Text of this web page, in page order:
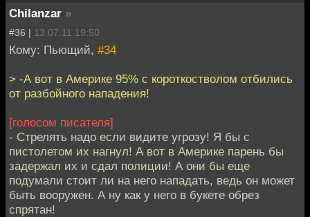
Chilanzar »
#36 | 13.07.11 19:50
Кому: Пьющий, #34
> -А вот в Америке 95% с короткостволом отбились
от разбойного нападения!
[голосом писателя]
- Стрелять надо если видите угрозу! Я бы с
пистолетом их нагнул! А вот в Америке парень бы
задержал их и сдал полиции! А они бы еще
подумали стоит ли на него нападать, ведь он может
быть вооружен. А ну как у него в букете обрез
спрятан!